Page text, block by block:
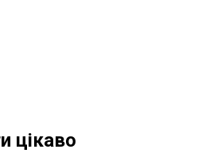
цікаво